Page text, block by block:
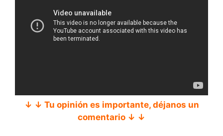
↓ ↓ Tu opinión es importante, déjanos un
comentario ↓ ↓